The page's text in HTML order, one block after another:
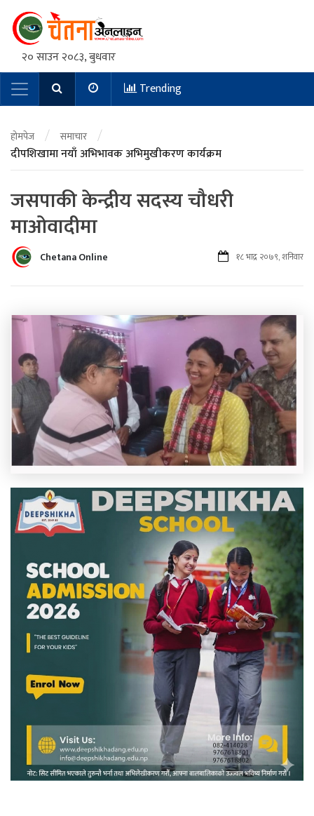
२० साउन २०८३, बुधवार
Main NavigationTrending
होमपेज / समाचार /
दीपशिखामा नयाँ अभिभावक अभिमुखीकरण कार्यक्रम
जसपाकी केन्द्रीय सदस्य चौधरी
माओवादीमा
Chetana Online १८ भाद्र २०७९, शनिवार